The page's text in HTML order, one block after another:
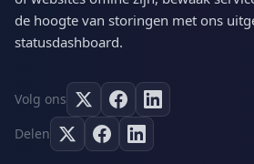
de hoogte van storingen met ons
statusdashboard.
Volg ons
Delen